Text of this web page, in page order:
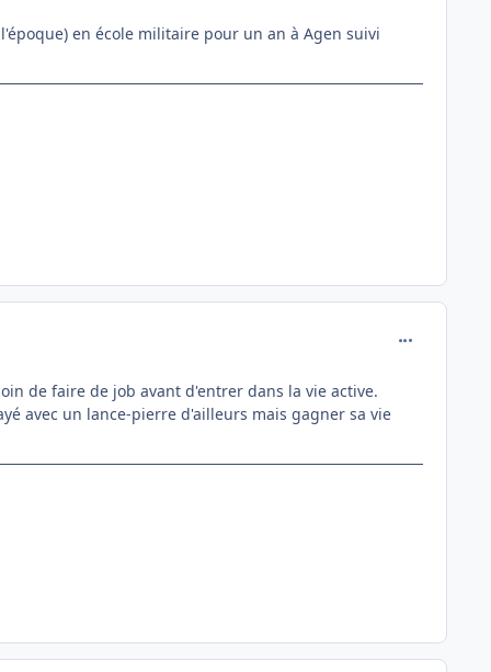
en école militaire pour un an à Agen suivi
de faire de job avant d'entrer dans la vie active.
avec un lance-pierre d'ailleurs mais gagner sa vie